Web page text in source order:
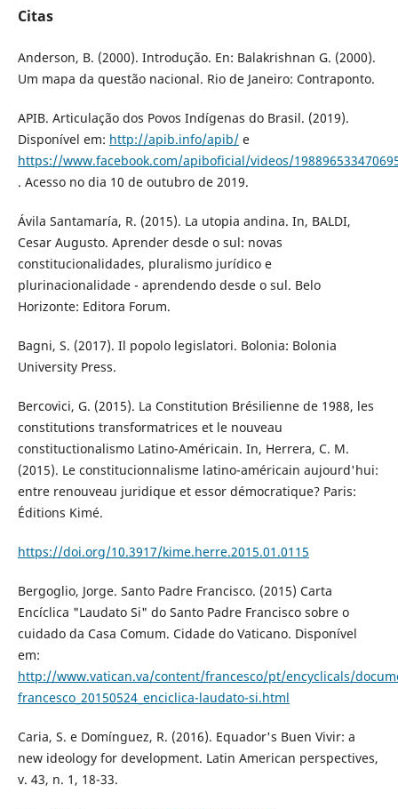
Citas
Anderson, B. (2000). Introdução. En: Balakrishnan G. (2000).
Um mapa da questão nacional. Rio de Janeiro: Contraponto.
APIB. Articulação dos Povos Indígenas do Brasil. (2019).
Disponível em: http://apib.info/apib/e
https://www.facebook.com/apiboficial/videos/
. Acesso no dia 10 de outubro de 2019.
Ávila Santamaría, R. (2015). La utopia andina. In, BALDI,
Cesar Augusto. Aprender desde o sul: novas
constitucionalidades, pluralismo jurídico e
plurinacionalidade - aprendendo desde o sul. Belo
Horizonte: Editora Forum.
Bagni, S. (2017). Il popolo legislatori. Bolonia: Bolonia
University Press.
Bercovici, G. (2015). La Constitution Brésilienne de 1988, les
constitutions transformatrices et le nouveau
constituctionalismo Latino-Américain. In, Herrera, C. M.
(2015). Le constitucionnalisme latino-américain aujourd'hui:
entre renouveau juridique et essor démocratique? Paris:
Éditions Kimé.
https://doi.org/10.3917/kime.herre.2015.01.0115
Bergoglio, Jorge. Santo Padre Francisco. (2015) Carta
Encíclica "Laudato Si" do Santo Padre Francisco sobre o
cuidado da Casa Comum. Cidade do Vaticano. Disponível
em:
http://www.vatican.va/content/francesco/pt/encyclicals/
francesco_20150524_enciclica-laudato-si.html
Caria, S. e Domínguez, R. (2016). Equador's Buen Vivir: a
new ideology for development. Latin American perspectives,
v. 43, n. 1, 18-33.